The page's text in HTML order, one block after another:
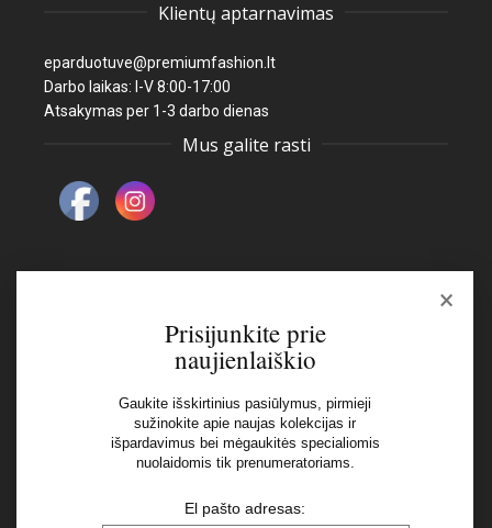
Klientų aptarnavimas
eparduotuve@premiumfashion.lt
Darbo laikas: I-V 8:00-17:00
Atsakymas per 1-3 darbo dienas
Mus galite rasti
Naujienlaiškis
Aš perskaičiau ir sutinku su Privatumo Politikos
×
Prisijunkite prie
naujienlaiškio
Gaukite išskirtinius pasiūlymus, pirmieji
sužinokite apie naujas kolekcijas ir
išpardavimus bei mėgaukitės specialiomis
nuolaidomis tik prenumeratoriams.
El pašto adresas: